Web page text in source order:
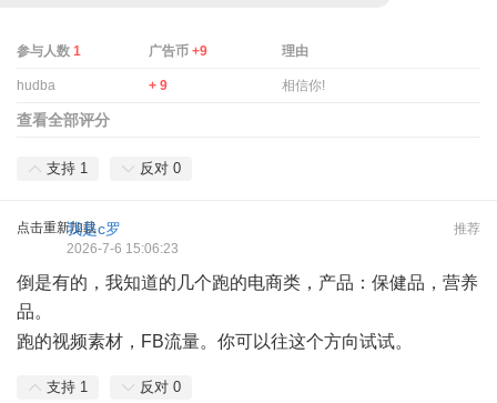
参与人数 1 广告币+9 理由
hudba + 9 相信你!
查看全部评分
支持 1 反对 0
点击重新加载 推荐
我是c罗
2026-7-6 15:06:23
倒是有的，我知道的几个跑的电商类，产品：保健品，营养
品。
跑的视频素材，FB流量。你可以往这个方向试试。
支持 1 反对 0